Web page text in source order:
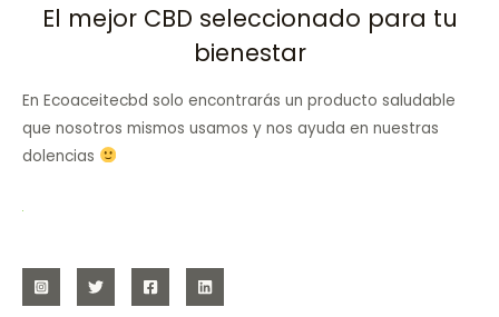
El mejor CBD seleccionado para tu
bienestar
En Ecoaceitecbd solo encontrarás un producto saludable
que nosotros mismos usamos y nos ayuda en nuestras
dolencias